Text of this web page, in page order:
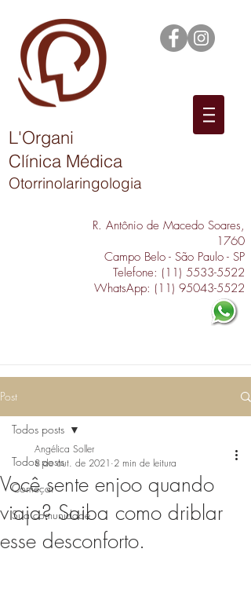
L'Organi
Clínica Médica
Otorrinolaringologia
R. Antônio de Macedo Soares,
1760
Campo Belo - São Paulo - SP
Telefone: (11) 5533-5522
WhatsApp: (11) 95043-5522
Post
Todos posts
Começar
Sua comunidade
Todos posts
Você sente enjoo quando
viaja? Saiba como driblar
esse desconforto.
Angélica Soller
8 de out. de 2021 2 min de leitura